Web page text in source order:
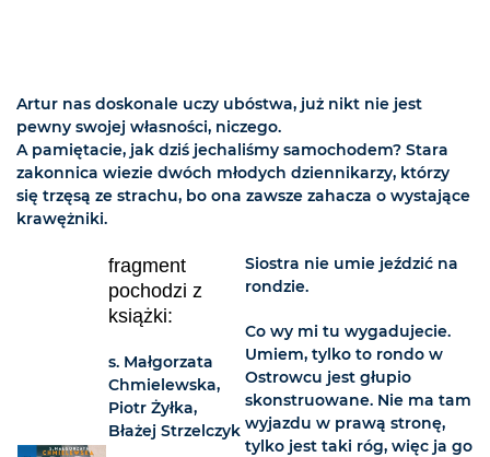
Artur nas doskonale uczy ubóstwa, już nikt nie jest
pewny swojej własności, niczego.
A pamiętacie, jak dziś jechaliśmy samochodem? Stara
zakonnica wiezie dwóch młodych dziennikarzy, którzy
się trzęsą ze strachu, bo ona zawsze zahacza o wystające
krawężniki.
fragment
pochodzi z
książki:
s. Małgorzata
Chmielewska,
Piotr Żyłka,
Błażej Strzelczyk
Siostra nie umie jeździć na
rondzie.
Co wy mi tu wygadujecie.
Umiem, tylko to rondo w
Ostrowcu jest głupio
skonstruowane. Nie ma tam
wyjazdu w prawą stronę,
tylko jest taki róg, więc ja go